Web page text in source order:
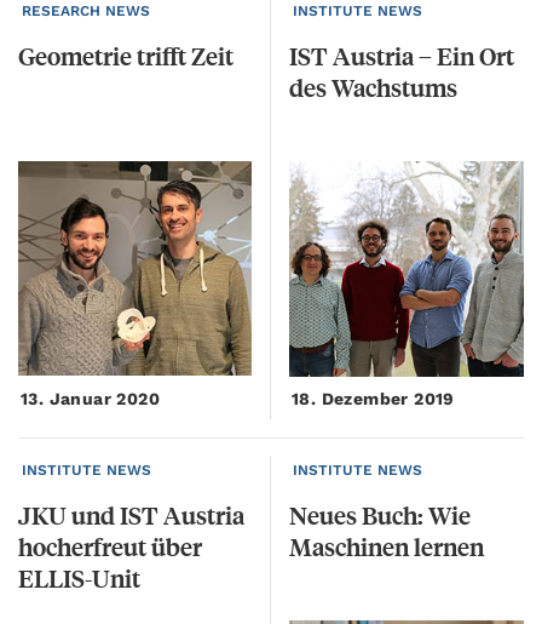
RESEARCH NEWS
GeometrietrifftZeit
13. Januar 2020
INSTITUTE NEWS
ISTAustria–EinOrt
desWachstums
18. Dezember 2019
INSTITUTE NEWS
JKU und IST Austria
hocherfreut über
ELLIS-Unit
INSTITUTE NEWS
NeuesBuch:Wie
Maschinenlernen